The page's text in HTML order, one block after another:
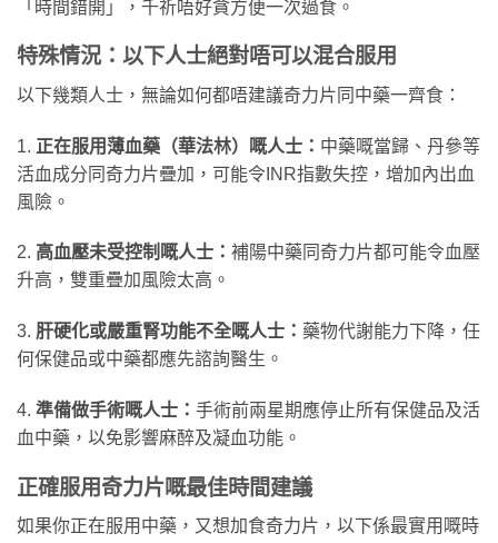
「時間錯開」，千祈唔好貪方便一次過食。
特殊情況：以下人士絕對唔可以混合服用
以下幾類人士，無論如何都唔建議奇力片同中藥一齊食：
1. 正在服用薄血藥（華法林）嘅人士： 中藥嘅當歸、丹參等
活血成分同奇力片疊加，可能令INR指數失控，增加內出血
風險。
2. 高血壓未受控制嘅人士： 補陽中藥同奇力片都可能令血壓
升高，雙重疊加風險太高。
3. 肝硬化或嚴重腎功能不全嘅人士： 藥物代謝能力下降，任
何保健品或中藥都應先諮詢醫生。
4. 準備做手術嘅人士： 手術前兩星期應停止所有保健品及活
血中藥，以免影響麻醉及凝血功能。
正確服用奇力片嘅最佳時間建議
如果你正在服用中藥，又想加食奇力片，以下係最實用嘅時